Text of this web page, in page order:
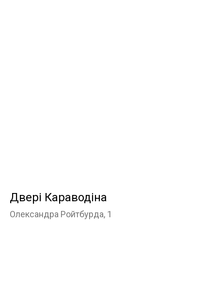
Двері Караводіна
Олександра Ройтбурда, 1